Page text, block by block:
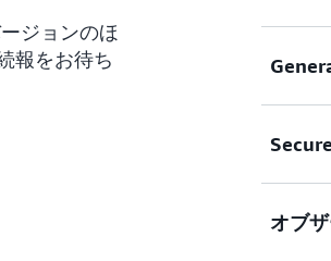
ジョンのほ
報をお待ち
をソ
る方
AWS
語モ
大変
オブ